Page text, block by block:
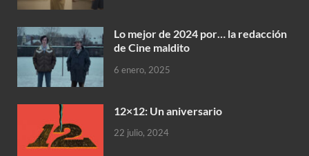
Lo mejor de 2024 por… la redacción
de Cine maldito
6 enero, 2025
12×12: Un aniversario
22 julio, 2024